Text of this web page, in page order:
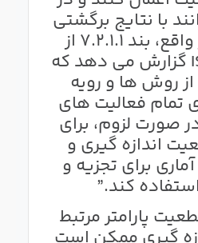
با نتایج برگشتی
مرتبط شوند. در واقع، بند 7.2.1.1 از
ISO 17025: 2017 گزارش می دهد که
از روش ها و رویه
تمام فعالیت های
صورت لزوم، برای
اندازه گیری و
برای تجزیه و
کند.”
پارامتر مرتبط